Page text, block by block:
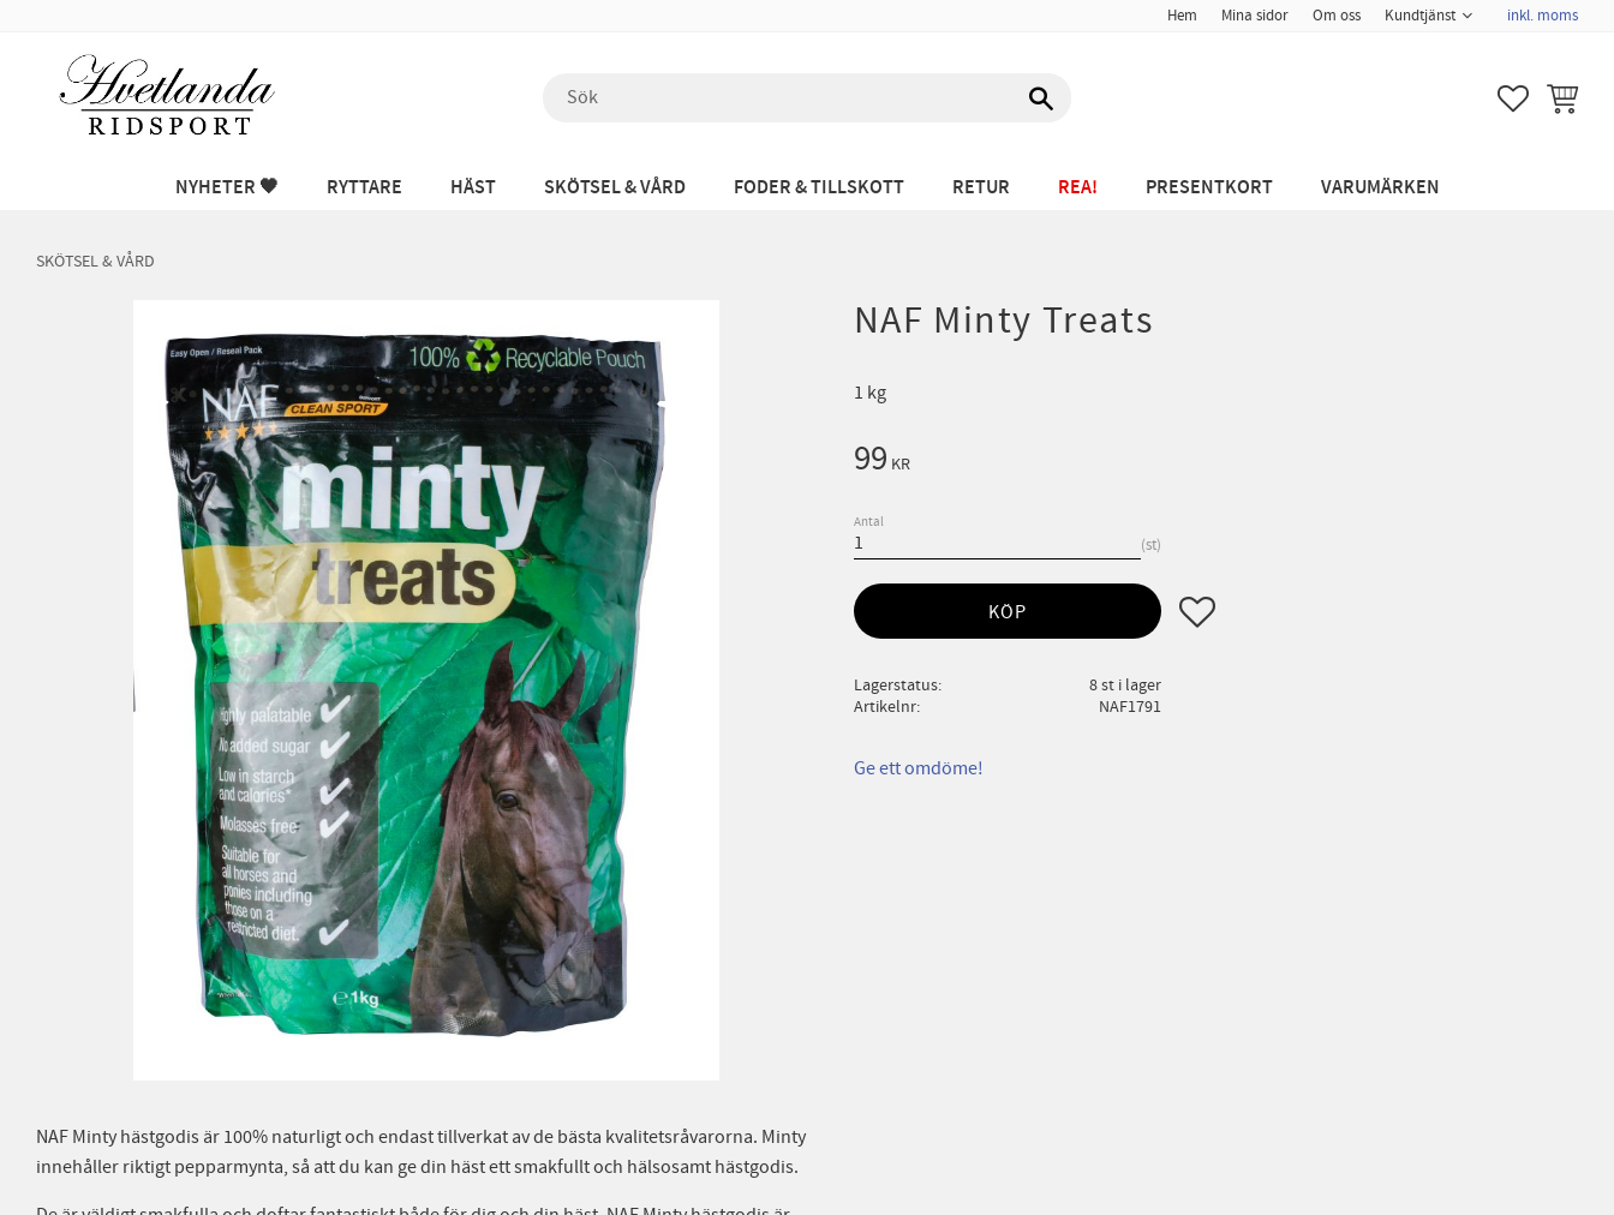
Hem Mina sidor Om oss Kundtjänst inkl. moms
FAVORITER
NYHETER 🖤 RYTTARE HÄST SKÖTSEL & VÅRD FODER & TILLSKOTT RETUR REA! PRESENTKORT VARUMÄRKEN
SKÖTSEL & VÅRD
NAF Minty Treats
1 kg
99 KR
Antal
st
KÖP Lägg till i favoriter
Lagerstatus
8 st i lager
Artikelnr
NAF1791
Ge ett omdöme!
NAF Minty hästgodis är 100% naturligt och endast tillverkat av de bästa kvalitetsråvarorna. Minty
innehåller riktigt pepparmynta, så att du kan ge din häst ett smakfullt och hälsosamt hästgodis.